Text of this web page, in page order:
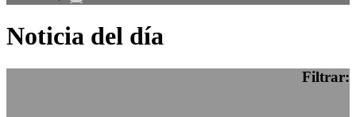
Noticia del día
Filtrar: